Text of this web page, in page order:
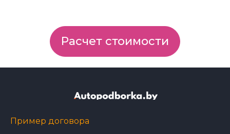
Расчет стоимости
Пример договора